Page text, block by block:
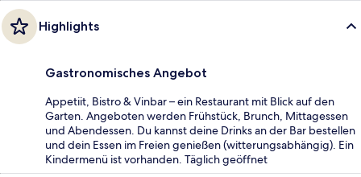
Highlights
Gastronomisches Angebot
Appetiit, Bistro & Vinbar – ein Restaurant mit Blick auf den
Garten. Angeboten werden Frühstück, Brunch, Mittagessen
und Abendessen. Du kannst deine Drinks an der Bar bestellen
und dein Essen im Freien genießen (witterungsabhängig). Ein
Kindermenü ist vorhanden. Täglich geöffnet